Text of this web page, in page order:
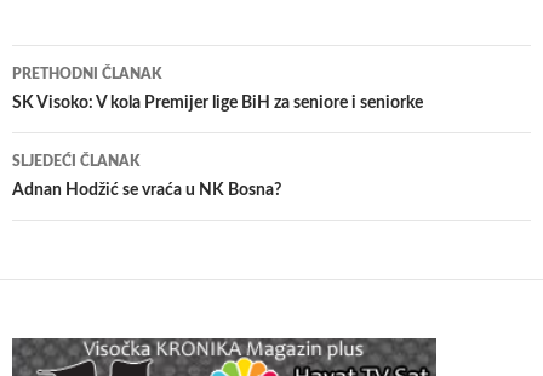
Navigacija
članaka
PRETHODNI ČLANAK
SK Visoko: V kola Premijer lige BiH za seniore i seniorke
SLJEDEĆI ČLANAK
Adnan Hodžić se vraća u NK Bosna?